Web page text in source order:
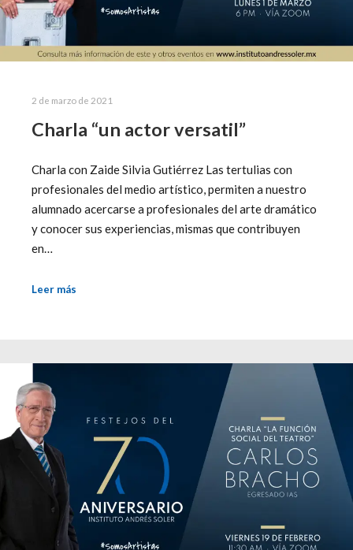
2 de marzo de 2021
Charla “un actor versatil”
Charla con Zaide Silvia Gutiérrez Las tertulias con
profesionales del medio artístico, permiten a nuestro
alumnado acercarse a profesionales del arte dramático
y conocer sus experiencias, mismas que contribuyen
en…
Leer más